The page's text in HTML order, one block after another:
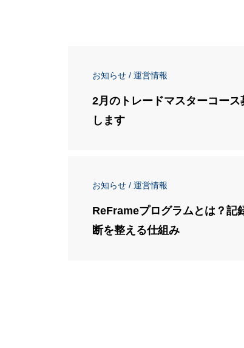
お知らせ / 運営情報
2月のトレードマスターコース
します
お知らせ / 運営情報
ReFrameプログラムとは？記
断を整える仕組み